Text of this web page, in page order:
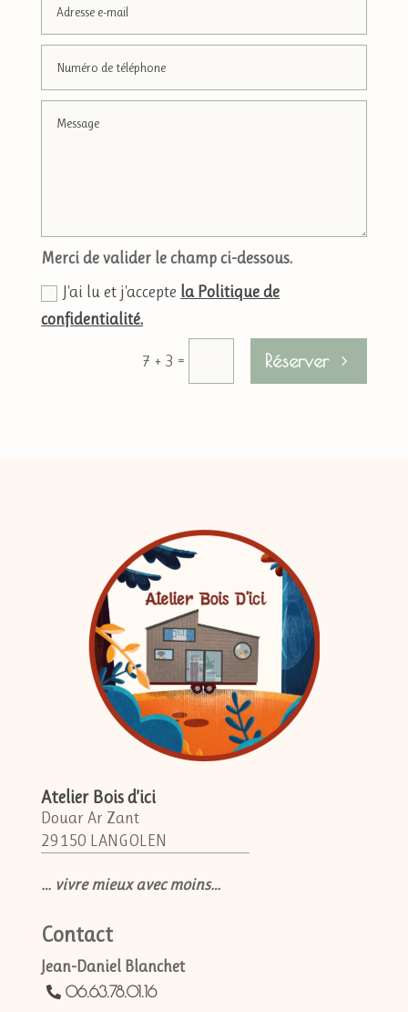
Merci de valider le champ ci-dessous.
J'ai lu et j'accepte la Politique de
confidentialité.
7 + 3 = Réserver
Atelier Bois d’ici
Douar Ar Zant
29150 LANGOLEN
… vivre mieux avec moins…
Contact
Jean-Daniel Blanchet
06.63.78.01.16